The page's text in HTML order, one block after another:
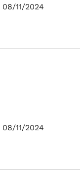
08/11/2024
08/11/2024